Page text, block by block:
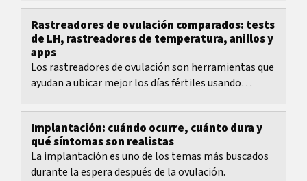
Rastreadores de ovulación comparados: tests
de LH, rastreadores de temperatura, anillos y
apps
Los rastreadores de ovulación son herramientas que
ayudan a ubicar mejor los días fértiles usando
Implantación: cuándo ocurre, cuánto dura y
qué síntomas son realistas
La implantación es uno de los temas más buscados
durante la espera después de la ovulación.